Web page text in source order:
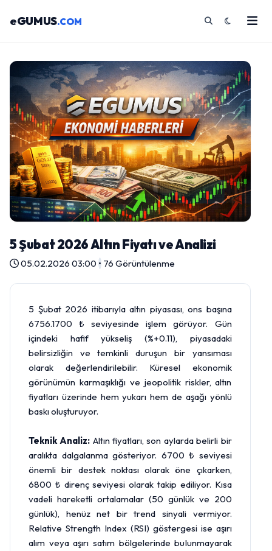
eGUMUS.COM
5 Şubat 2026 Altın Fiyatı ve Analizi
05.02.2026 03:00 • 76 Görüntülenme
5 Şubat 2026 itibarıyla altın piyasası, ons başına
6756.1700 ₺ seviyesinde işlem görüyor. Gün
içindeki hafif yükseliş (%+0.11), piyasadaki
belirsizliğin ve temkinli duruşun bir yansıması
olarak değerlendirilebilir. Küresel ekonomik
görünümün karmaşıklığı ve jeopolitik riskler, altın
fiyatları üzerinde hem yukarı hem de aşağı yönlü
baskı oluşturuyor.
Teknik Analiz: Altın fiyatları, son aylarda belirli bir
aralıkta dalgalanma gösteriyor. 6700 ₺ seviyesi
önemli bir destek noktası olarak öne çıkarken,
6800 ₺ direnç seviyesi olarak takip ediliyor. Kısa
vadeli hareketli ortalamalar (50 günlük ve 200
günlük), henüz net bir trend sinyali vermiyor.
Relative Strength Index (RSI) göstergesi ise aşırı
alım veya aşırı satım bölgelerinde bulunmayarak